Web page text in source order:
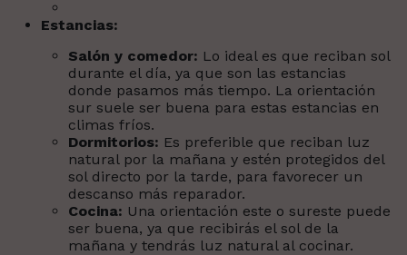
Estancias:
Salón y comedor: Lo ideal es que reciban sol
durante el día, ya que son las estancias
donde pasamos más tiempo. La orientación
sur suele ser buena para estas estancias en
climas fríos.
Dormitorios: Es preferible que reciban luz
natural por la mañana y estén protegidos del
sol directo por la tarde, para favorecer un
descanso más reparador.
Cocina: Una orientación este o sureste puede
ser buena, ya que recibirás el sol de la
mañana y tendrás luz natural al cocinar.